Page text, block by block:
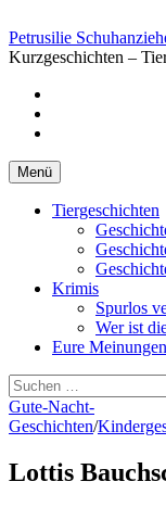
zum
Inhalt
Petrusilie
Kurzgeschichten –
Menü
Tiergeschichten
Krimis
Spurlos
Wer ist
Eure Meinungen
Suchen
nach:
Gute-Nacht-
Geschichten/
Lottis